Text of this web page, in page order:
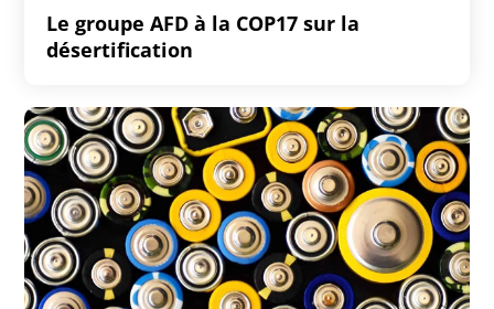
Le groupe AFD à la COP17 sur la
désertification